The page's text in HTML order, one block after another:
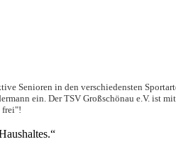
Senioren in den verschiedensten
ein. Der TSV Großschönau e.V. ist
frei"!